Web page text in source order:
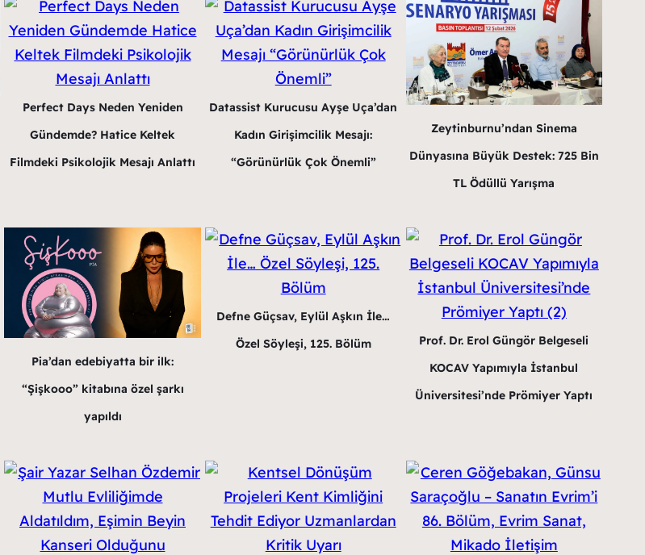
Perfect Days Neden Yeniden
Gündemde? Hatice Keltek
Filmdeki Psikolojik Mesajı Anlattı
Datassist Kurucusu Ayşe Uça’dan
Kadın Girişimcilik Mesajı:
“Görünürlük Çok Önemli”
Zeytinburnu’ndan Sinema
Dünyasına Büyük Destek: 725 Bin
TL Ödüllü Yarışma
Pia’dan edebiyatta bir ilk:
“Şişkooo” kitabına özel şarkı
yapıldı
Defne Güçsav, Eylül Aşkın İle…
Özel Söyleşi, 125. Bölüm
Prof. Dr. Erol Güngör Belgeseli
KOCAV Yapımıyla İstanbul
Üniversitesi’nde Prömiyer Yaptı